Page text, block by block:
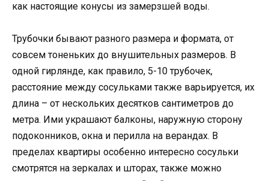
как настоящие конусы из замерзшей воды.
Трубочки бывают разного размера и формата, от
совсем тоненьких до внушительных размеров. В
одной гирлянде, как правило, 5-10 трубочек,
расстояние между сосульками также варьируется, их
длина – от нескольких десятков сантиметров до
метра. Ими украшают балконы, наружную сторону
подоконников, окна и перилла на верандах. В
пределах квартиры особенно интересно сосульки
смотрятся на зеркалах и шторах, также можно